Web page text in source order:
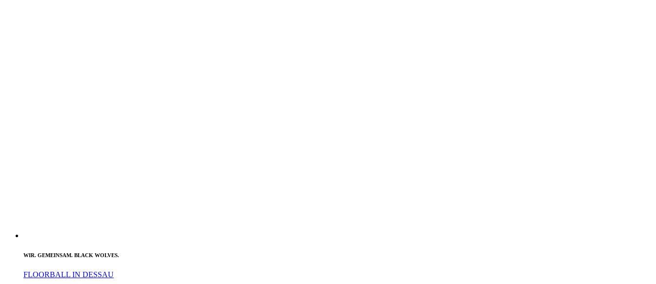
WIR. GEMEINSAM. BLACK WOLVES.
FLOORBALL IN DESSAU